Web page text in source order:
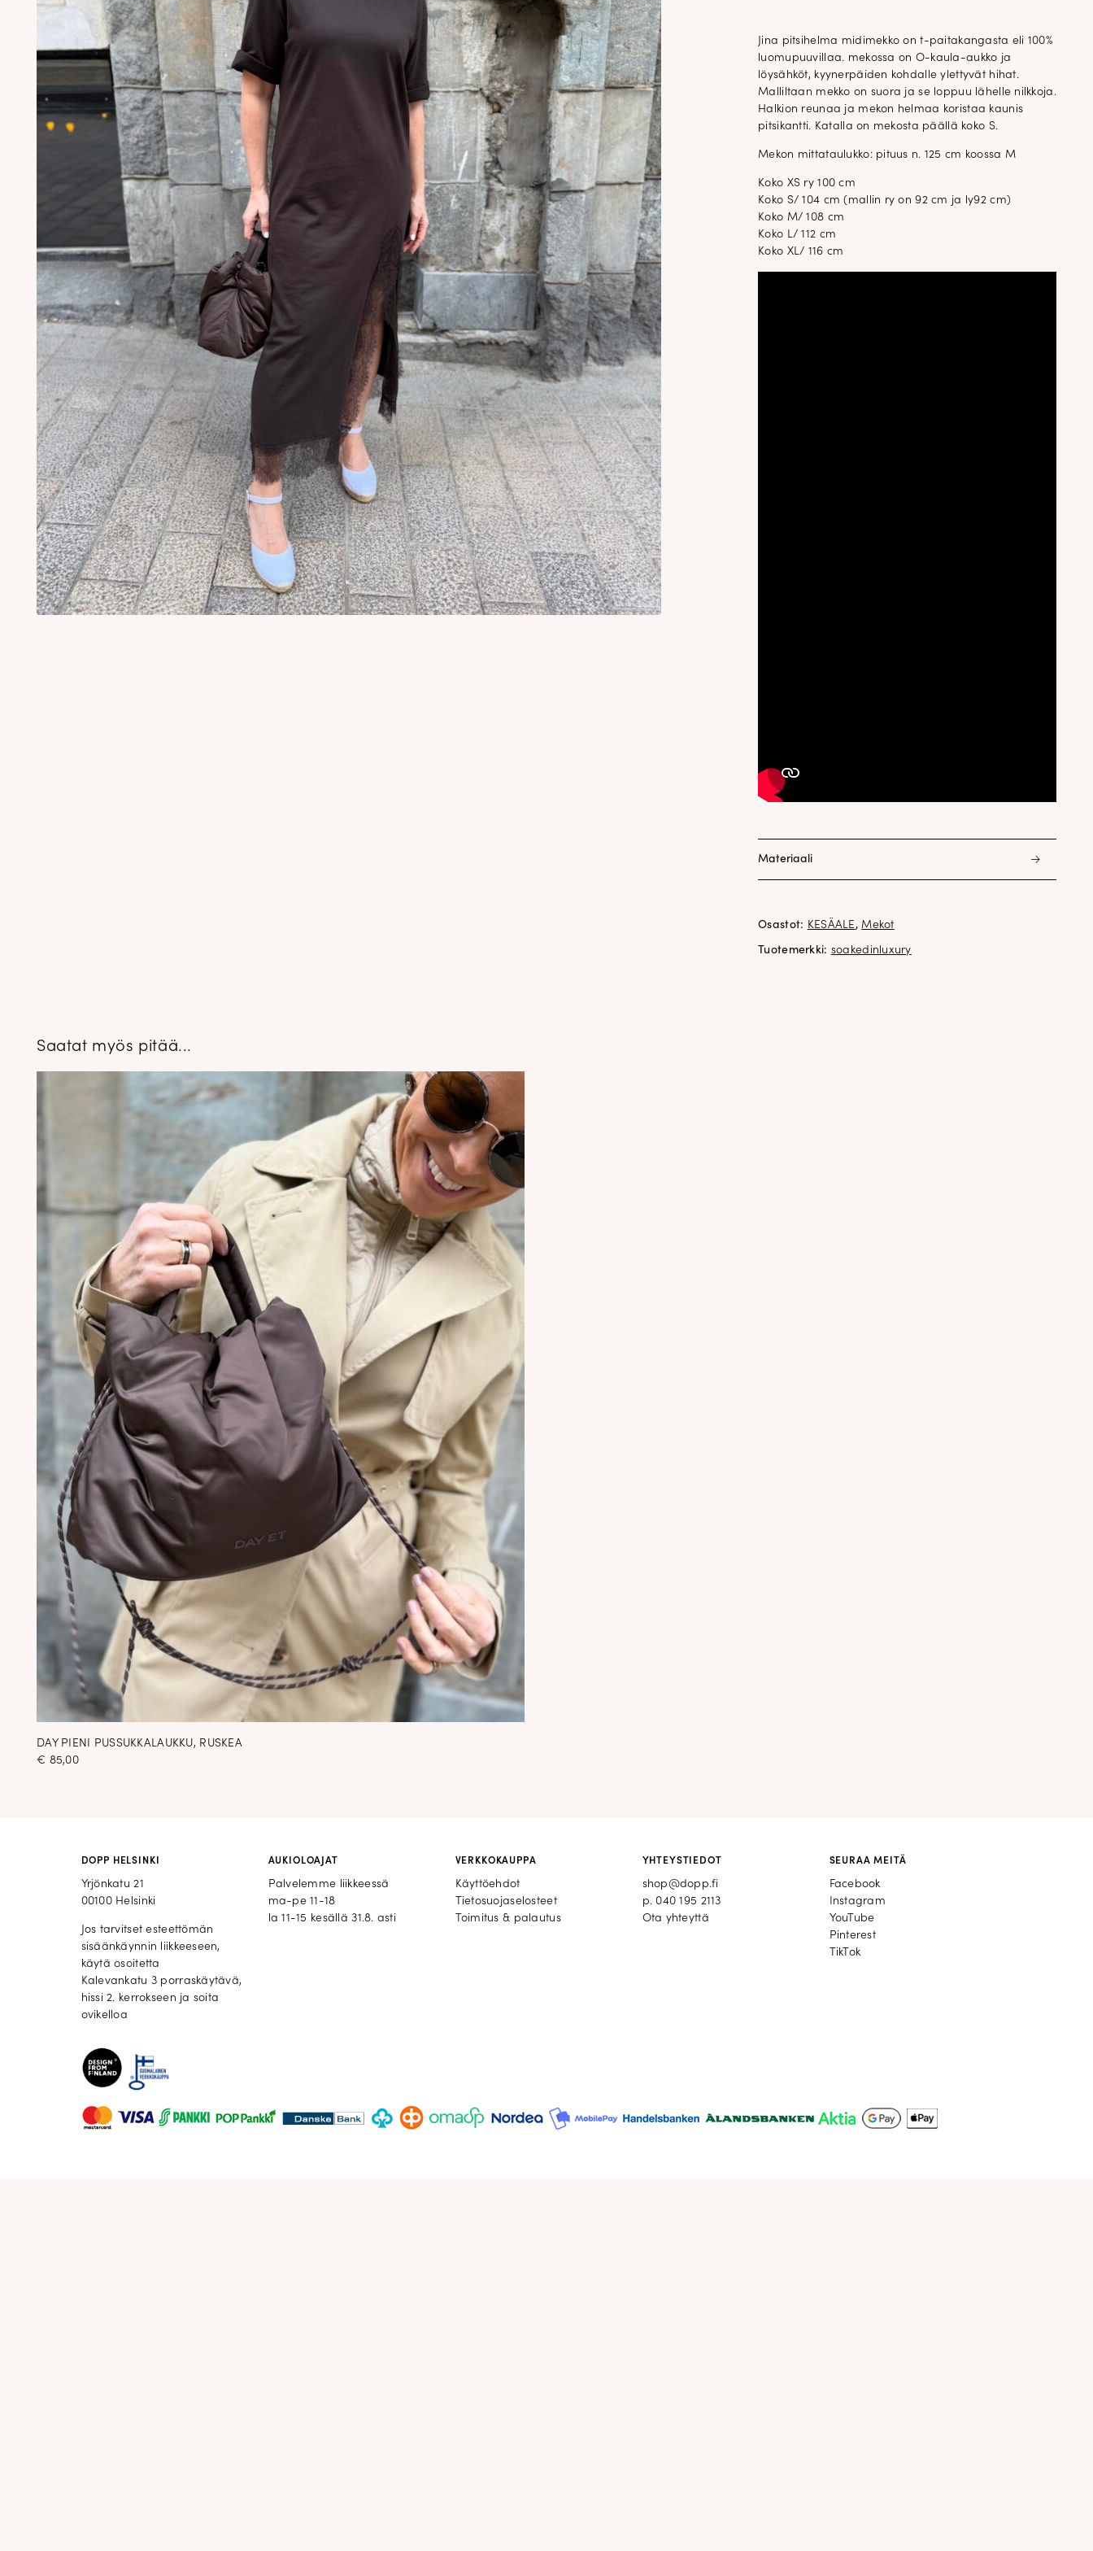
Jina pitsihelma midimekko on t-paitakangasta eli 100%
luomupuuvillaa. mekossa on O-kaula-aukko ja
löysähköt, kyynerpäiden kohdalle ylettyvät hihat.
Malliltaan mekko on suora ja se loppuu lähelle nilkkoja.
Halkion reunaa ja mekon helmaa koristaa kaunis
pitsikantti. Katalla on mekosta päällä koko S.
Mekon mittataulukko: pituus n. 125 cm koossa M
Koko XS ry 100 cm
Koko S/ 104 cm (mallin ry on 92 cm ja ly92 cm)
Koko M/ 108 cm
Koko L/ 112 cm
Koko XL/ 116 cm
Materiaali
Osastot: KESÄALE , Mekot
Tuotemerkki: soakedinluxury
Saatat myös pitää...
DAY PIENI PUSSUKKALAUKKU, RUSKEA
€ 85,00
DOPP HELSINKI
Yrjönkatu 21
00100 Helsinki
Jos tarvitset esteettömän
sisäänkäynnin liikkeeseen,
käytä osoitetta
Kalevankatu 3 porraskäytävä,
hissi 2. kerrokseen ja soita
ovikelloa
AUKIOLOAJAT
Palvelemme liikkeessä
ma-pe 11-18
la 11-15 kesällä 31.8. asti
VERKKOKAUPPA
Käyttöehdot
Tietosuojaselosteet
Toimitus & palautus
YHTEYSTIEDOT
shop@dopp.fi
p.040 195 2113
Ota yhteyttä
SEURAA MEITÄ
Facebook
Facebook
Instagram
Instagram
YouTube
YouTube
Pinterest
Pinterest
TikTok
TikTok